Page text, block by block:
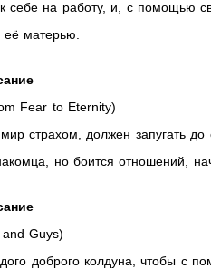
на работу, и, с помощью
её матерью.
Fear to Eternity)
страхом, должен запугать
но боится отношений,
Guys)
доброго колдуна, чтобы с